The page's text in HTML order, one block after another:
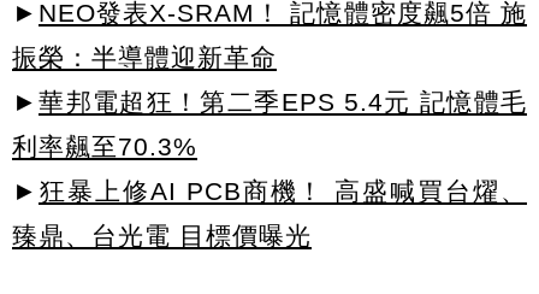
► NEO發表X-SRAM！ 記憶體密度飆5倍 施
振榮：半導體迎新革命
► 華邦電超狂！第二季EPS 5.4元 記憶體毛
利率飆至70.3%
► 狂暴上修AI PCB商機！ 高盛喊買台燿、
臻鼎、台光電 目標價曝光